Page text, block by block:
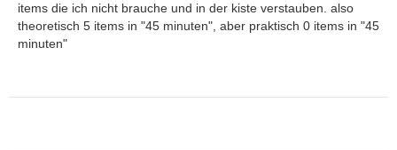
items die ich nicht brauche und in der kiste verstauben. also
theoretisch 5 items in "45 minuten", aber praktisch 0 items in "45
minuten"